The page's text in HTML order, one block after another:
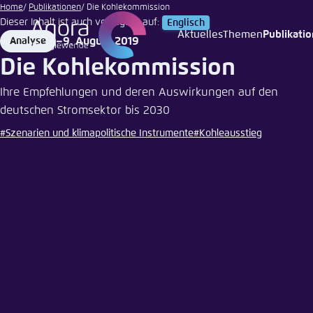
Zum
Hauptinhalt
gehen
AktuellesThemen
Home Publikationen Die Kohlekommission
Dieser Inhalt ist auch verfügbar auf: Englisch
Format
Analyse
Date
9. August 2019
Die Kohlekommission
Ihre Empfehlungen und deren Auswirkungen auf den
deutschen Stromsektor bis 2030
#Szenarien und klimapolitische Instrumente#Kohleausstieg
dpa
Wählen